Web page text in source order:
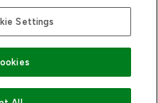
Settings